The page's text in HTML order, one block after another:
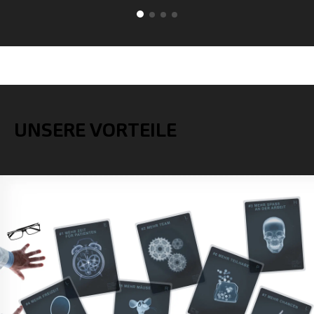
UNSERE VORTEILE